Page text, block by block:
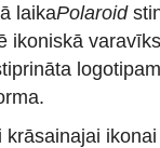
laikaPolaroid
ikoniskā
krāsainajai